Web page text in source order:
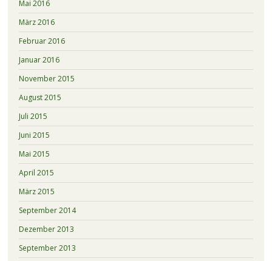
Mai 2016
März 2016
Februar 2016
Januar 2016
November 2015
August 2015
Juli 2015
Juni 2015
Mai 2015
April 2015
März 2015
September 2014
Dezember 2013
September 2013